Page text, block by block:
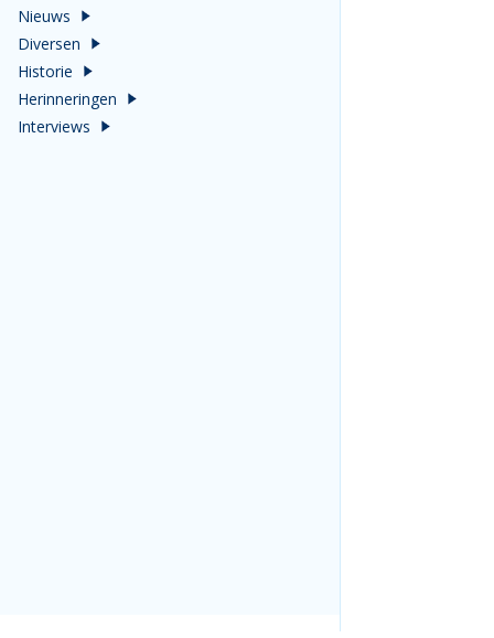
Nieuws
Diversen
Historie
Herinneringen
Interviews